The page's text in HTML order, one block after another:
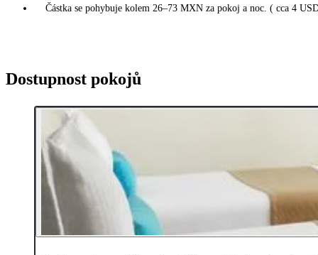
Částka se pohybuje kolem 26–73 MXN za pokoj a noc. ( cca 4
Dostupnost pokojů